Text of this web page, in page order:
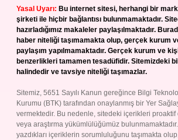
Yasal Uyarı: Bu internet sitesi, herhangi bir
şirketi ile hiçbir bağlantısı bulunmamaktadır.
hazırladığımız makaleler paylaşılmaktadır.
haber niteliği taşımamakta olup, gerçek kurum
paylaşım yapılmamaktadır. Gerçek kurum ve
benzerlikleri tamamen tesadüfidir. Sitemizdeki
halindedir ve tavsiye niteliği taşımazlar.
Sitemiz, 5651 Sayılı Kanun gereğince Bilgi
Kurumu (BTK) tarafından onaylanmış bir Yer
vermektedir. Bu nedenle, sitedeki içerikleri
veya araştırma yükümlülüğümüz
yazdıkları içeriklerin sorumluluğunu taşımakta